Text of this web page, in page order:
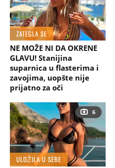
ZATEGLA SE
NE MOŽE NI DA OKRENE
GLAVU! Stanijina
suparnica u flasterima i
zavojima, uopšte nije
prijatno za oči
6
ULOŽILA U SEBE